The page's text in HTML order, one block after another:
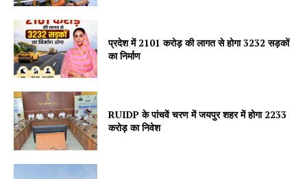
SUBSCRIBE NOW
Company
About
प्रदेश में 2101 करोड़ की लागत से होगा 3232 सड़कों
का निर्माण
RUIDP के पांचवें चरण में जयपुर शहर में होगा 2233
करोड़ का निवेश